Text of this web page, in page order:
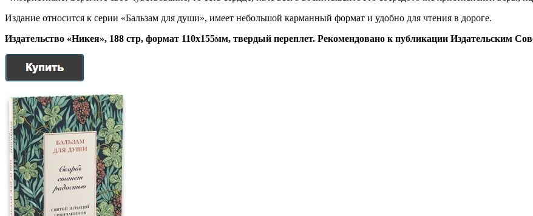
Издание относится к серии «Бальзам для души», имеет небольшой карманный формат и удобно для чтения в дороге.
Издательство «Никея», 188 стр, формат 110х155мм, твердый переплет. Рекомендовано к публикации Издательским